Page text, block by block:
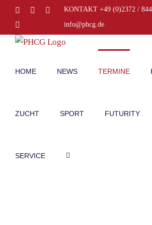
Inhalt
springen
FacebookInstagramKONTAKT +49 (0)2372 /
info@phcg.de
HOME NEWS TERMINE
ZUCHT SPORT FUTURITY
SERVICE